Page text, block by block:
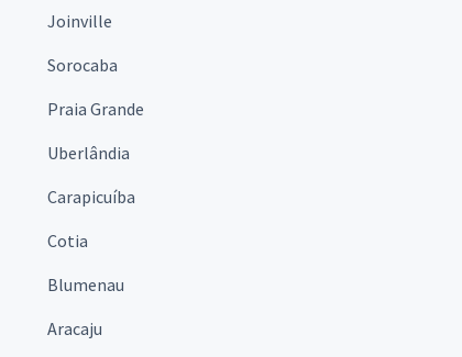
Joinville
Sorocaba
Praia Grande
Uberlândia
Carapicuíba
Cotia
Blumenau
Aracaju